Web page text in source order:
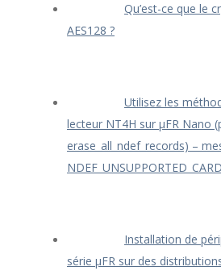
Qu’est-ce que le
AES128 ?
Utilisez les
lecteur NT4H sur μFR Nano
erase_all_ndef_records) –
Installation de
série μFR sur des